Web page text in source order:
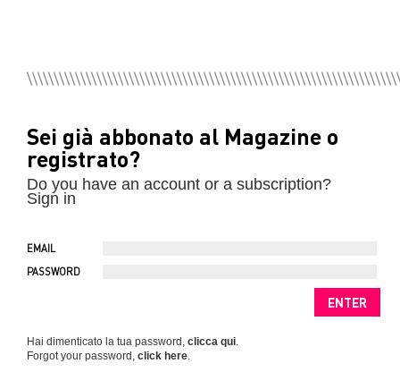
Sei già abbonato al Magazine o
registrato?
Do you have an account or a subscription?
Sign in
EMAIL
PASSWORD
Hai dimenticato la tua password, clicca qui.
Forgot your password, click here.